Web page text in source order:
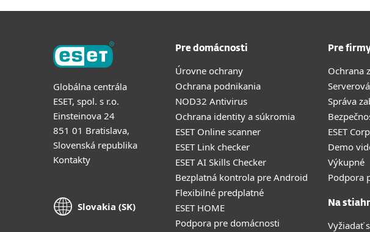
Globálna centrála
ESET, spol. s r.o.
Einsteinova 24
851 01 Bratislava,
Slovenská republika
Kontakty
Slovakia (SK)
Pre domácnosti
Úrovne ochrany
Ochrana podnikania
NOD32 Antivirus
Ochrana identity a súkromia
ESET Online scanner
ESET Link checker
ESET AI Skills Checker
Bezplatná kontrola pre Android
Flexibilné predplatné
ESET HOME
Podpora pre domácnosti
Pre
Ochrana
Správa
ESET
Demo
Výkupné
Podpora
Na
Vyžiadať